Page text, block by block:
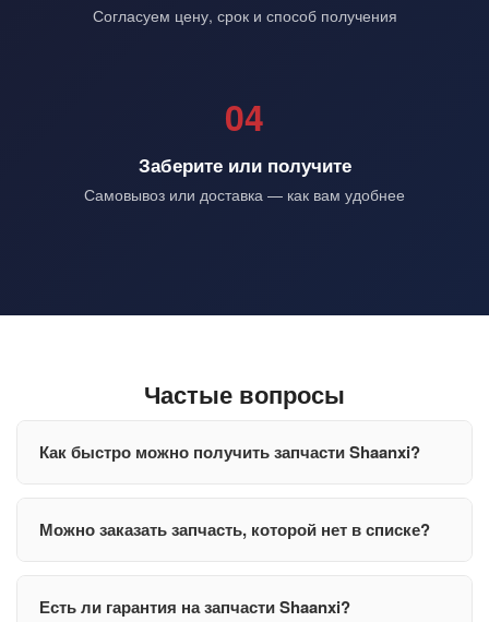
Согласуем цену, срок и способ получения
04
Заберите или получите
Самовывоз или доставка — как вам удобнее
Частые вопросы
Как быстро можно получить запчасти Shaanxi?
Можно заказать запчасть, которой нет в списке?
Есть ли гарантия на запчасти Shaanxi?